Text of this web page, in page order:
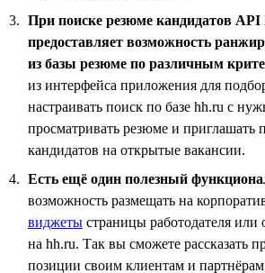
При поиске резюме кандидатов API
предоставляет возможность
из базы резюме по различным
из интерфейса приложения для
настраивать поиск по базе hh.ru с
просматривать резюме и приглашать
кандидатов на открытые вакансии.
Есть ещё один полезный
возможность размещать на
виджеты страницы работодателя или
на hh.ru. Так вы сможете рассказать
позиции своим клиентам и